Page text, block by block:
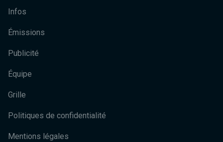
Infos
Émissions
Publicité
Équipe
Grille
Politiques de confidentialité
Mentions légales